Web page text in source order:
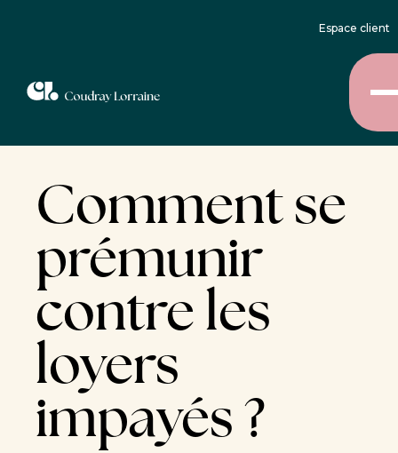
Espace client
Comment se
prémunir
contre les
loyers
impayés ?